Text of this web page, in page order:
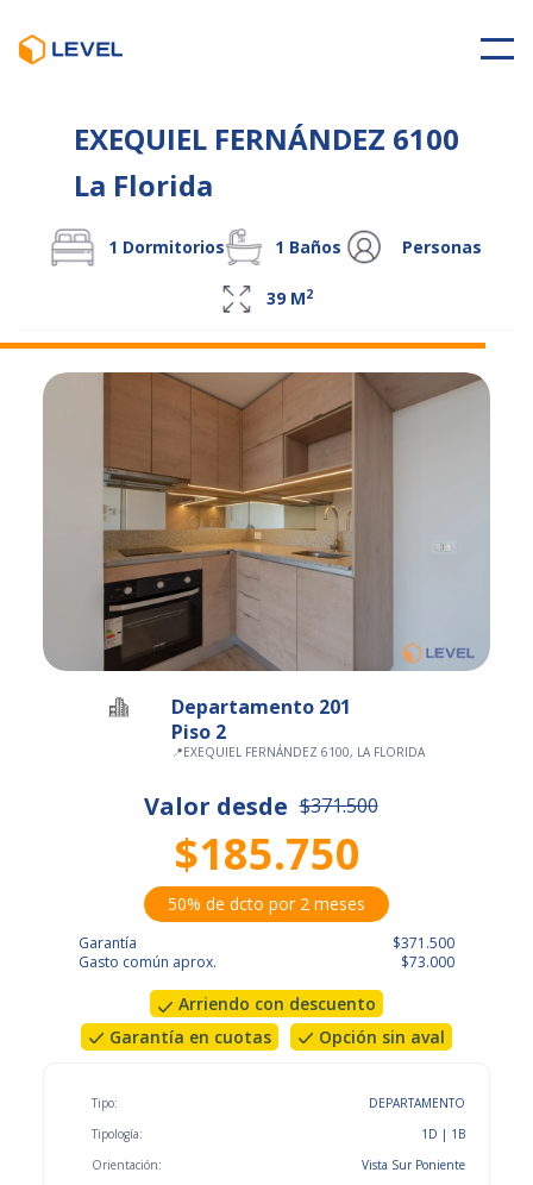
EXEQUIEL FERNÁNDEZ 6100
La Florida
1 Dormitorios 1 Baños Personas
39 M2
Departamento 201
Piso 2
📍EXEQUIEL FERNÁNDEZ 6100, LA FLORIDA
Valor desde $371.500
$185.750
50% de dcto por 2 meses
Garantía
Gasto común aprox.
$371.500
$73.000
Arriendo con descuento
Garantía en cuotas
Opción sin aval
Tipo:
Tipología:
Orientación:
DEPARTAMENTO
1D | 1B
Vista Sur Poniente